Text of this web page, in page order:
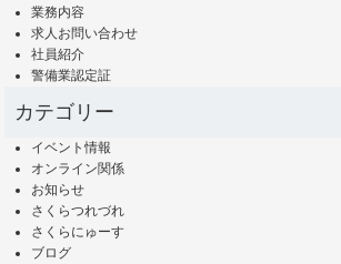
業務内容
求人お問い合わせ
社員紹介
警備業認定証
カテゴリー
イベント情報
オンライン関係
お知らせ
さくらつれづれ
さくらにゅーす
ブログ